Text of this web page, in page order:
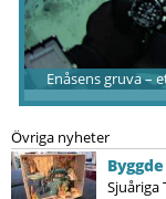
Enåsens gruva –
Övriga nyheter
Sjuåriga